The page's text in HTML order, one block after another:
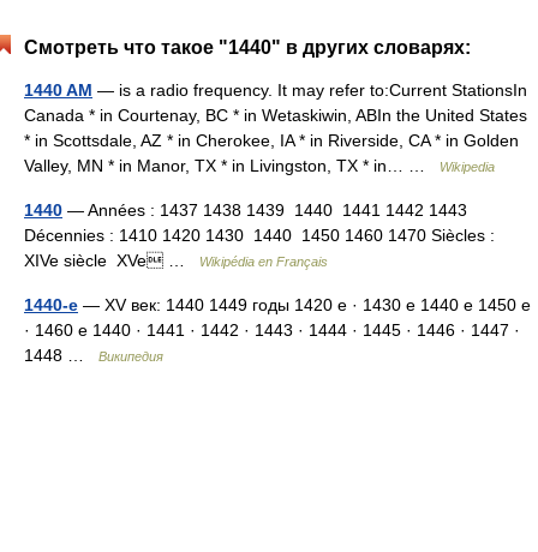
Смотреть что такое "1440" в других словарях:
1440 AM — is a radio frequency. It may refer to:Current StationsIn
Canada * in Courtenay, BC * in Wetaskiwin, ABIn the United States
* in Scottsdale, AZ * in Cherokee, IA * in Riverside, CA * in Golden
Valley, MN * in Manor, TX * in Livingston, TX * in… …
Wikipedia
1440 — Années : 1437 1438 1439 1440 1441 1442 1443
Décennies : 1410 1420 1430 1440 1450 1460 1470 Siècles :
XIVe siècle XVe …
Wikipédia en Français
1440-е — XV век: 1440 1449 годы 1420 е · 1430 е 1440 е 1450 е
· 1460 е 1440 · 1441 · 1442 · 1443 · 1444 · 1445 · 1446 · 1447 ·
1448 …
Википедия